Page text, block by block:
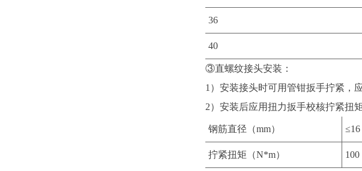
36
40
③直螺纹接头安装：
1）安装接头时可用管钳扳手拧紧，
2）安装后应用扭力扳手校核拧紧扭
钢筋直径（mm） ≤16
拧紧扭矩（N*m） 100